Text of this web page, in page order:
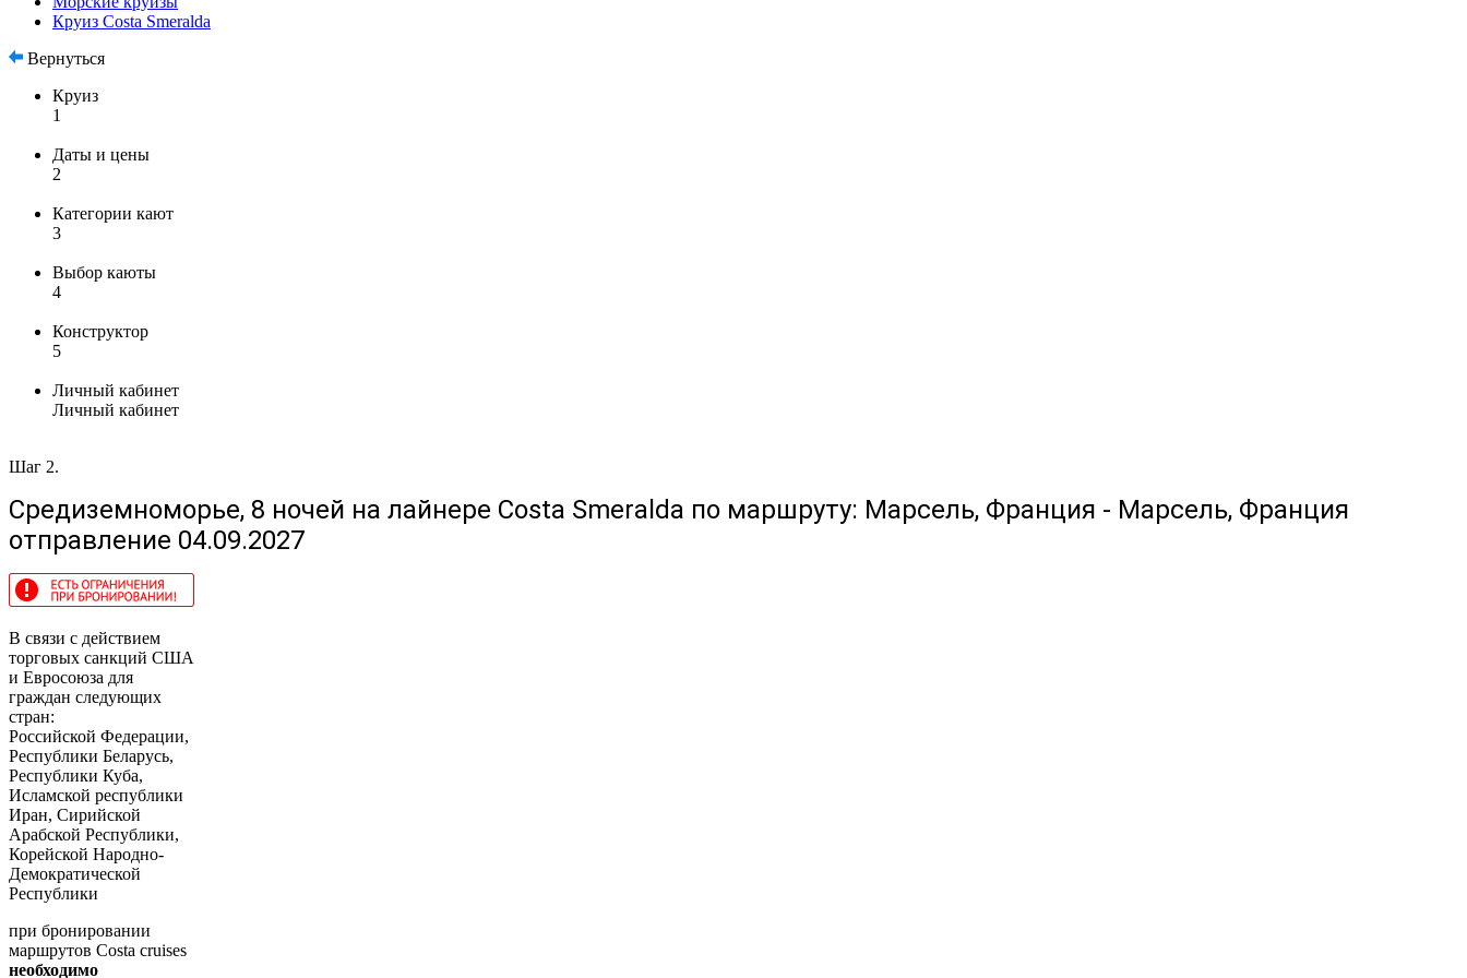
Круиз Costa Smeralda
Вернуться
Круиз
1
Даты и цены
2
Категории кают
3
Выбор каюты
4
Конструктор
5
Личный кабинет
Личный кабинет
Шаг 2.
Средиземноморье, 8 ночей на лайнере Costa Smeralda по маршруту: Марсель, Франция - Марсель, Франция
отправление 04.09.2027
В связи с действием
торговых санкций США
и Евросоюза для
граждан следующих
стран:
Российской Федерации,
Республики Беларусь,
Республики Куба,
Исламской республики
Иран, Сирийской
Арабской Республики,
Корейской Народно-
Демократической
Республики
при бронировании
маршрутов Costa cruises
необходимо